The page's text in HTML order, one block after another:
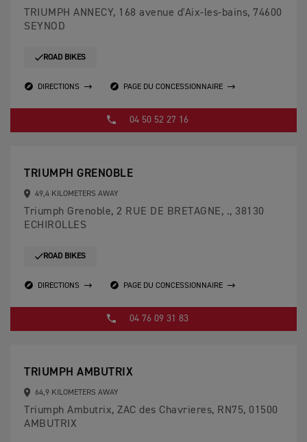
TRIUMPH ANNECY, 168 avenue d'Aix-les-bains, 74600
SEYNOD
ROAD BIKES
DIRECTIONS PAGE DU CONCESSIONNAIRE
04 50 52 27 16
TRIUMPH GRENOBLE
49,4 KILOMETERS AWAY
Triumph Grenoble, 2 RUE DE BRETAGNE, ., 38130
ECHIROLLES
ROAD BIKES
DIRECTIONS PAGE DU CONCESSIONNAIRE
04 76 09 31 83
TRIUMPH AMBUTRIX
64,9 KILOMETERS AWAY
Triumph Ambutrix, ZAC des Chavrieres, RN75, 01500
AMBUTRIX